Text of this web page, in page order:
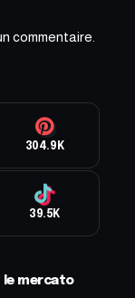
commentaire.
304.9K
39.5K
le mercato